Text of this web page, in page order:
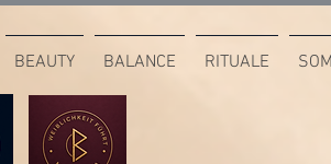
BEAUTY BALANCE RITUALE